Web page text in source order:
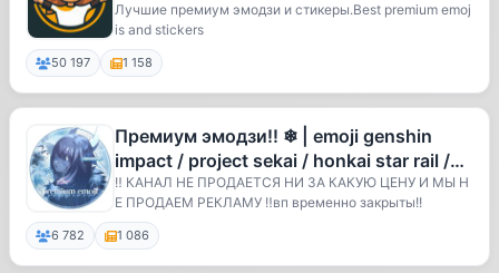
Лучшие премиум эмодзи и стикеры.Best premium emoj
is and stickers
50 197 1 158
Премиум эмодзи!! ❄ | emoji genshin
impact / project sekai / honkai star rail /
zenless zone zero / w
‼️ КАНАЛ НЕ ПРОДАЕТСЯ НИ ЗА КАКУЮ ЦЕНУ И МЫ Н
Е ПРОДАЕМ РЕКЛАМУ ‼️вп временно закрыты!!
6 782 1 086